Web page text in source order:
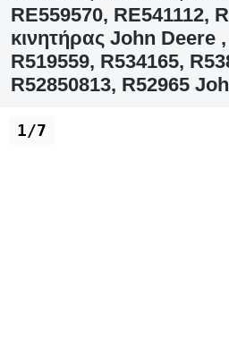
RE559570, RE541112,
κινητήρας John Deere
R519559, R534165,
R52850813, R52965
1/7